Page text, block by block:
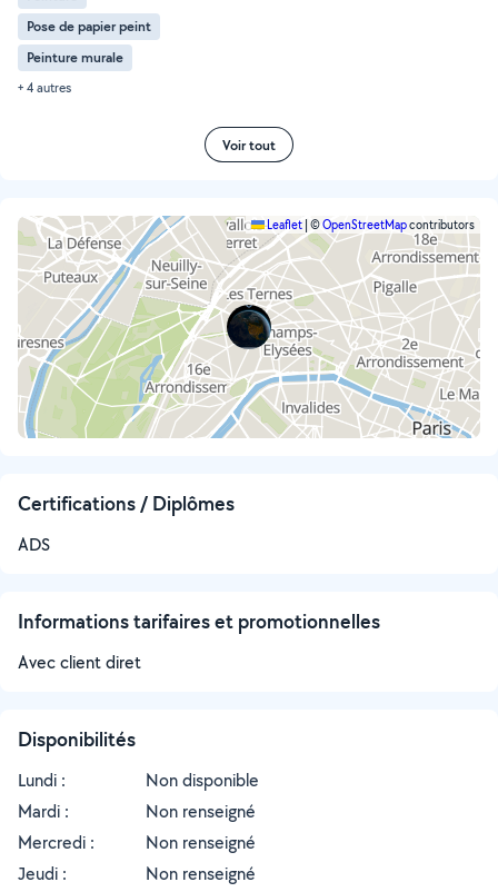
Pose de papier peint
Peinture murale
+ 4 autres
Voir tout
Leaflet ©OpenStreetMapcontributors
Certifications / Diplômes
ADS
Informations tarifaires et promotionnelles
Avec client diret
Disponibilités
Lundi :
Non disponible
Mardi :
Non renseigné
Mercredi :
Non renseigné
Jeudi :
Non renseigné